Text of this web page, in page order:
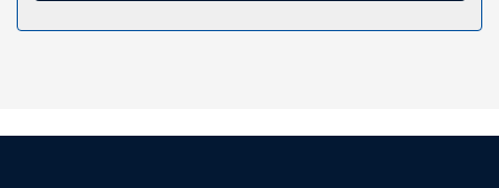
nombreuses infrastructures de loisirs proposées par